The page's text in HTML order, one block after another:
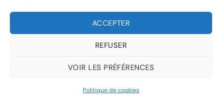
ACCEPTER
REFUSER
VOIR LES PRÉFÉRENCES
Politique de cookies
cœur de notre approche pour offrir à chaque client une expérience à la
Copyright 2026 © Jean de Sey tous droits réservés